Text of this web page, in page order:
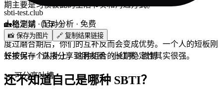
期主要是习惯彼此的生活节奏和沟通方式。
🏡稳定期（1年+）
度过磨合期后，你们的互补反而会变成优势。一个人的短板刚
好被另一个人补上，这种组合的长期稳定性其实很强。
✂️可分享吐槽
sbti-test.club
人格测试 · 配对分析 · 免费
📸 保存为图片 🔗 复制结果链接
长按保存 / 直接分享到朋友圈 · 小红书 · 微博
还不知道自己是哪种 SBTI？